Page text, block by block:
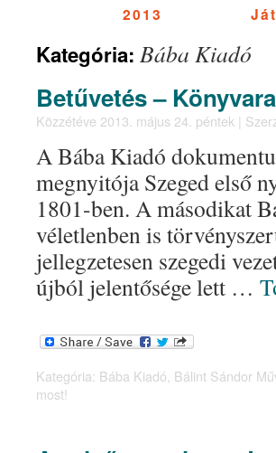
2013
Kategória: Bába Kiadó
Betűvetés –
Közzétéve 2013. május 24. péntek |
A Bába Kiadó
megnyitója Szeged első
1801-ben. A másodikat
véletlenben is
jellegzetesen szegedi
újból jelentősége lett …
Kategória: Bába Kiadó, Bálint Sándor
most!